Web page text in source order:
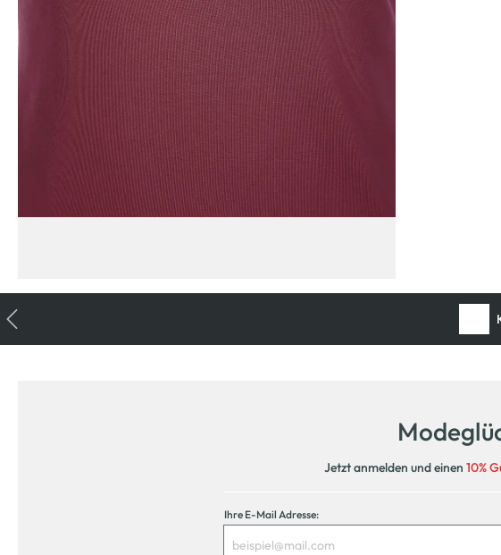
Jetzt anmelden und einen 10%
Ihre E-Mail Adresse: